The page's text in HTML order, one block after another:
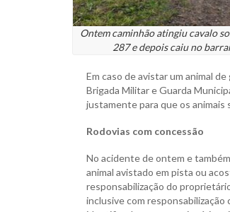
Ontem caminhão atingiu cavalo
287 e depois caiu no
Em caso de avistar um animal
Brigada Militar e Guarda
justamente para que os animais
Rodovias com concessão
No acidente de ontem e
animal avistado em pista ou
responsabilização do
inclusive com